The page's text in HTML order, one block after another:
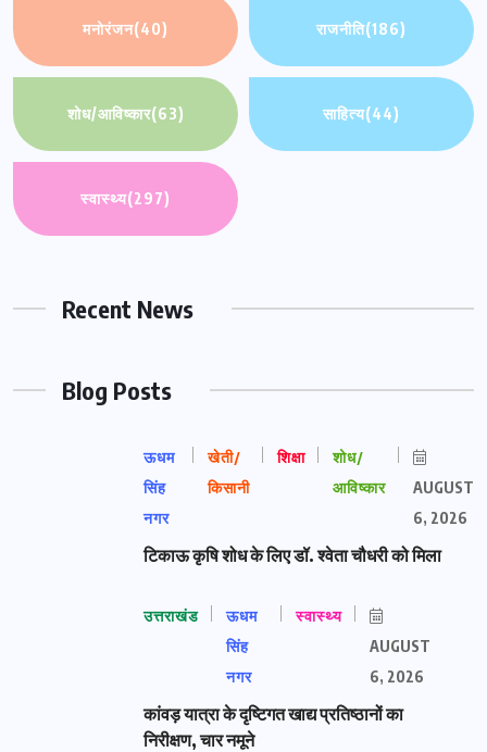
मनोरंजन(40) राजनीति(186)
शोध/आविष्कार(63) साहित्य(44)
स्वास्थ्य(297)
Recent News
Blog Posts
ऊधम
सिंह
नगर
खेती/
किसानी
शिक्षा
शोध/
आविष्कार
AUGUST
6, 2026
टिकाऊ कृषि शोध के लिए डॉ. श्वेता चौधरी को मिला
उत्तराखंड
ऊधम
सिंह
नगर
स्वास्थ्य
AUGUST
6, 2026
कांवड़ यात्रा के दृष्टिगत खाद्य प्रतिष्ठानों का
निरीक्षण, चार नमूने